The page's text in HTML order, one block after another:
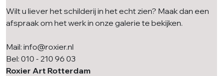
Wilt u liever het schilderij in het echt zien? Maak dan een
afspraak om het werk in onze galerie te bekijken.
Mail: info@roxier.nl
Bel: 010 - 210 96 03
Roxier Art Rotterdam